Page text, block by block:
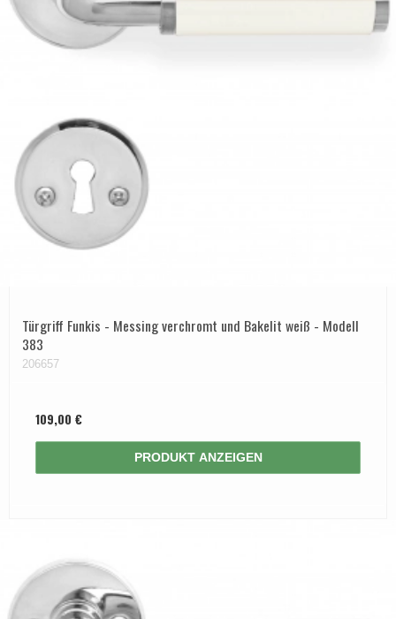
Türgriff Funkis - Messing verchromt und Bakelit weiß - Modell
383
206657
109,00 €
PRODUKT ANZEIGEN